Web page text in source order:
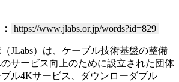
https://www.jlabs.or.jp/words?id=829
JLabs）は、ケーブル技術基盤の整備
サービス向上のために設立された団体
ル4Kサービス、ダウンローダブル